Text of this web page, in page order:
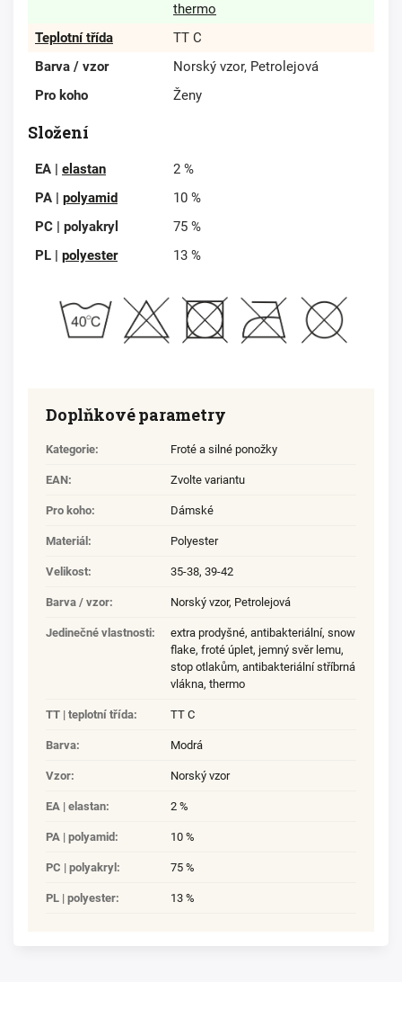
thermo
Teplotní třída
TT C
Barva / vzor
Norský vzor, Petrolejová
Pro koho
Ženy
Složení
EA | elastan
2 %
PA | polyamid
10 %
PC | polyakryl
75 %
PL | polyester 13 %
Doplňkové parametry
Kategorie: Froté a silné ponožky
EAN: Zvolte variantu
Pro koho: Dámské
Materiál: Polyester
Velikost: 35-38, 39-42
Barva / vzor: Norský vzor, Petrolejová
Jedinečné vlastnosti: extra prodyšné, antibakteriální, snow
flake, froté úplet, jemný svěr lemu,
stop otlakům, antibakteriální stříbrná
vlákna, thermo
TT | teplotní třída: TT C
Barva: Modrá
Vzor: Norský vzor
EA | elastan: 2 %
PA | polyamid: 10 %
PC | polyakryl: 75 %
PL | polyester: 13 %